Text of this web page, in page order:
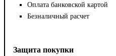
Оплата банковской картой
Безналичный расчет
Защита покупки